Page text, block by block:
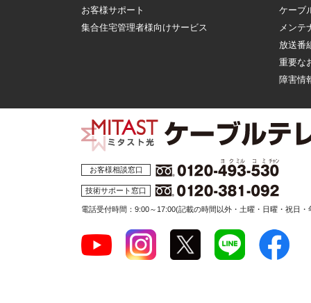
お客様サポート
集合住宅管理者様向けサービス
ケーブ
メンテ
放送番
重要な
障害情
お客様相談窓口
技術サポート窓口
電話受付時間：9:00～17:00(記載の時間以外・土曜・日曜・祝日